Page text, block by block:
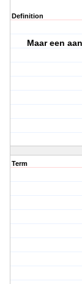
Definition
Maar een
Term